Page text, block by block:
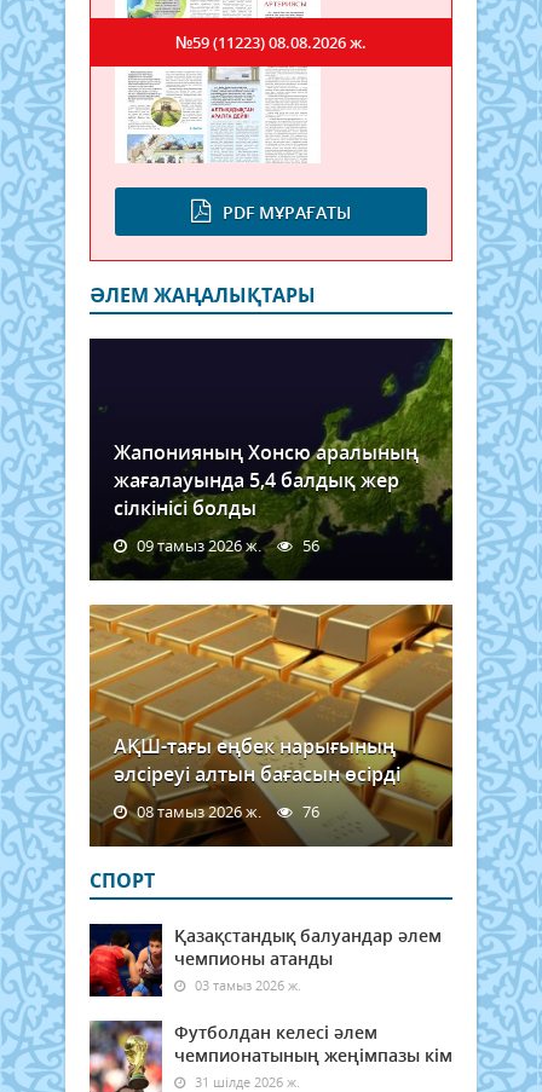
PDF МҰРАҒАТЫ
№59 (11223)08.08.2026 ж.
ӘЛЕМ ЖАҢАЛЫҚТАРЫ
Жапонияның Хонсю аралының
жағалауында 5,4 балдық жер
сілкінісі болды
09 тамыз 2026 ж. 56
АҚШ-тағы еңбек нарығының
әлсіреуі алтын бағасын өсірді
08 тамыз 2026 ж. 76
СПОРТ
Қазақстандық балуандар әлем
чемпионы атанды
03 тамыз 2026 ж.
Футболдан келесі әлем
чемпионатының жеңімпазы кім
31 шілде 2026 ж.